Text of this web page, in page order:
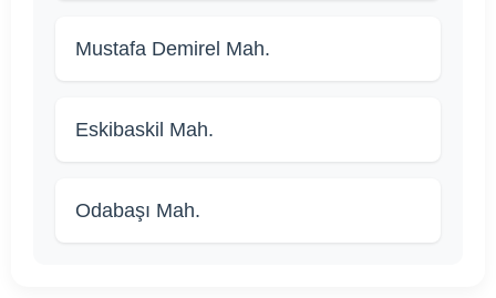
Mustafa Demirel Mah.
Eskibaskil Mah.
Odabaşı Mah.